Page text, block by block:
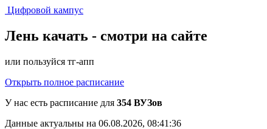
Цифровой кампус
Лень качать - смотри на сайте
или пользуйся тг-апп
Открыть полное расписание
У нас есть расписание для 354 ВУЗов
Данные актуальны на 06.08.2026, 08:41:36